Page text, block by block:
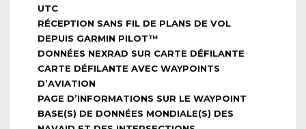
UTC
RÉCEPTION SANS FIL DE PLANS DE VOL
DEPUIS GARMIN PILOT™
DONNÉES NEXRAD SUR CARTE DÉFILANTE
CARTE DÉFILANTE AVEC WAYPOINTS
D’AVIATION
PAGE D’INFORMATIONS SUR LE WAYPOINT
BASE(S) DE DONNÉES MONDIALE(S) DES